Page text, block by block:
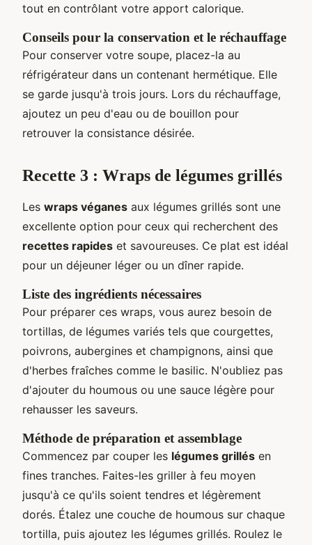
tout en contrôlant votre apport calorique.
Conseils pour la conservation et le réchauffage
Pour conserver votre soupe, placez-la au
réfrigérateur dans un contenant hermétique. Elle
se garde jusqu'à trois jours. Lors du réchauffage,
ajoutez un peu d'eau ou de bouillon pour
retrouver la consistance désirée.
Recette 3 : Wraps de légumes grillés
Les wraps véganes aux légumes grillés sont une
excellente option pour ceux qui recherchent des
recettes rapides et savoureuses. Ce plat est idéal
pour un déjeuner léger ou un dîner rapide.
Liste des ingrédients nécessaires
Pour préparer ces wraps, vous aurez besoin de
tortillas, de légumes variés tels que courgettes,
poivrons, aubergines et champignons, ainsi que
d'herbes fraîches comme le basilic. N'oubliez pas
d'ajouter du houmous ou une sauce légère pour
rehausser les saveurs.
Méthode de préparation et assemblage
Commencez par couper les légumes grillés en
fines tranches. Faites-les griller à feu moyen
jusqu'à ce qu'ils soient tendres et légèrement
dorés. Étalez une couche de houmous sur chaque
tortilla, puis ajoutez les légumes grillés. Roulez le